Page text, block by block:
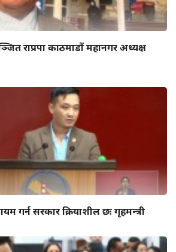
राप्रपा काठमाडौं महानगर अध्यक्ष
गर्न सरकार क्रियाशील छः गृहमन्त्री